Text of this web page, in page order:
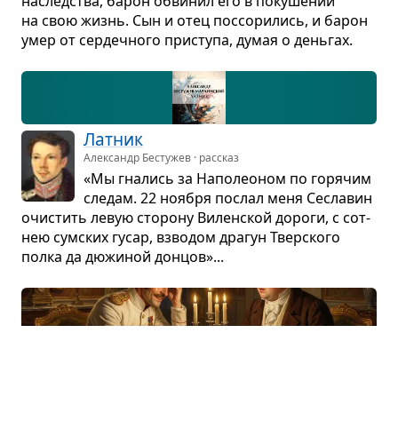
на свою жизнь. Сын и отец поссо­ри­лись, и барон
умер от сер­деч­ного при­ступа, думая о день­гах.
Лат­ник
Александр Бестужев · рассказ
«Мы гна­лись за Напо­лео­ном по горя­чим
сле­дам. 22 ноя­бря послал меня Сесла­вин
очи­стить левую сто­рону Вилен­ской дороги, с сот­
нею сум­ских гусар, взво­дом дра­гун Твер­ского
полка да дюжи­ной дон­цов»...